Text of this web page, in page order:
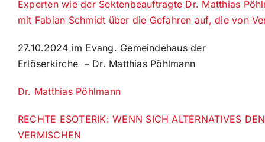
Experten wie der Sektenbeauftragte Dr. Matthias
mit Fabian Schmidt über die Gefahren auf, die von
27.10.2024 im Evang. Gemeindehaus der
Erlöserkirche – Dr. Matthias Pöhlmann
Dr. Matthias Pöhlmann
RECHTE ESOTERIK: WENN SICH ALTERNATIVES
VERMISCHEN